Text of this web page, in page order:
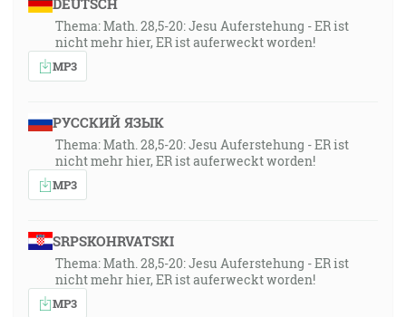
DEUTSCH
Thema: Math. 28,5-20: Jesu Auferstehung - ER ist
nicht mehr hier, ER ist auferweckt worden!
MP3
РУССКИЙ ЯЗЫК
Thema: Math. 28,5-20: Jesu Auferstehung - ER ist
nicht mehr hier, ER ist auferweckt worden!
MP3
SRPSKOHRVATSKI
Thema: Math. 28,5-20: Jesu Auferstehung - ER ist
nicht mehr hier, ER ist auferweckt worden!
MP3